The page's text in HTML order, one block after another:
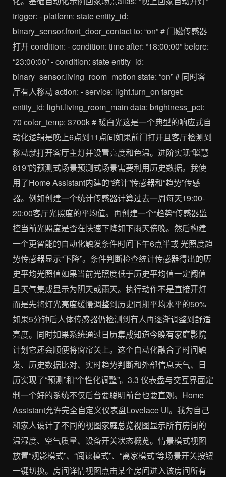
trigger: - platform: state entity_id:
binary_sensor.front_door_contact to: “on” # 门磁传感器
打开 condition: - condition: time after: “18:00:00” before:
“23:00:00” - condition: state entity_id:
binary_sensor.living_room_motion state: “on” # 同时客
厅有人移动 action: - service: light.turn_on target:
entity_id: light.living_room_main data: brightness_pct:
70 color_temp: 3700k # 暖白光这是一个典型的响应式自
动化逻辑是晚上6点到11点间如果前门打开且客厅检测到
移动就打开客厅主灯并设置亮度和色温。进阶实现“聪慧
819”的预测式场景预测式场景需要利用历史数据。我使
用了Home Assistant内建的“统计”传感器和“趋势”传感
器。例如创建一个统计传感器计算过去一周每天19:00-
20:00客厅光照度的平均值。再创建一个“趋势”传感器监
控当前光照度是否在快速下降如下雨天傍晚。然后构建
一个更智能的自动化触发条件时间下午6点半或 光照度趋
势传感器显示“下降”。条件判断检查统计传感器得出的历
史平均光照值如果当前光照度低于历史平均值一定阈值
且天气集成显示为阴天或雨天。执行动作不是直接开灯
而是先将灯光亮度缓慢调整到历史同期平均水平的50%
如果5分钟后人体传感器仍检测到有人再逐渐调整到舒适
亮度。同时如果系统通过日历集成知道今晚有家庭影院
计划它还会顺便将窗帘关上。这个自动化融合了时间触
发、历史数据比对、实时趋势判断和外部信息天气、日
历实现了“预测”和“个性化调整”。3.3 仪表盘与交互界面定
制一个好的系统不仅后台要聪明前台也要直观。Home
Assistant允许完全自定义仪表盘Lovelace UI。我为自己
和家人设计了不同的视图家庭总览视图显示所有房间的
温湿度、空气质量、设备开关状态概览。情景模式视图
放置“观影模式”、“阅读模式”、“离家模式”等场景开关按钮
一键切换。房间详情视图点击某个房间进入该房间所有